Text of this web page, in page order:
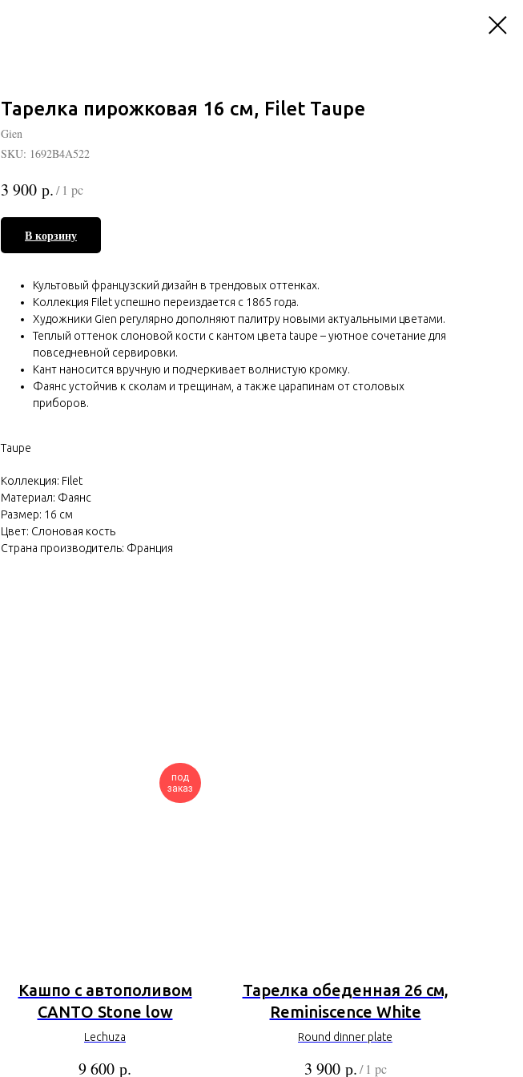
Тарелка пирожковая 16 см, Filet Taupe
Gien
SKU: 1692B4A522
3 900 р./ 1 pc
В корзину
Культовый французский дизайн в трендовых оттенках.
Коллекция Filet успешно переиздается с 1865 года.
Художники Gien регулярно дополняют палитру новыми актуальными цветами.
Теплый оттенок слоновой кости с кантом цвета taupe – уютное сочетание для
повседневной сервировки.
Кант наносится вручную и подчеркивает волнистую кромку.
Фаянс устойчив к сколам и трещинам, а также царапинам от столовых
приборов.
Taupe
Коллекция: Filet
Материал: Фаянс
Размер: 16 см
Цвет: Слоновая кость
Страна производитель: Франция
под
заказ
Кашпо с автополивом
CANTO Stone low
Lechuza
9 600 р.
Тарелка обеденная 26 см,
Reminiscence White
Round dinner plate
3 900 р./ 1 pc